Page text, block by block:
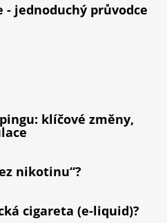
- jednoduchý průvodce
klíčové změny,
nikotinu“?
cigareta (e-liquid)?